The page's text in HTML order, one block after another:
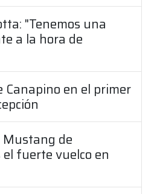
"Tenemos una
a la hora de
Canapino en el primer
Mustang de
fuerte vuelco en